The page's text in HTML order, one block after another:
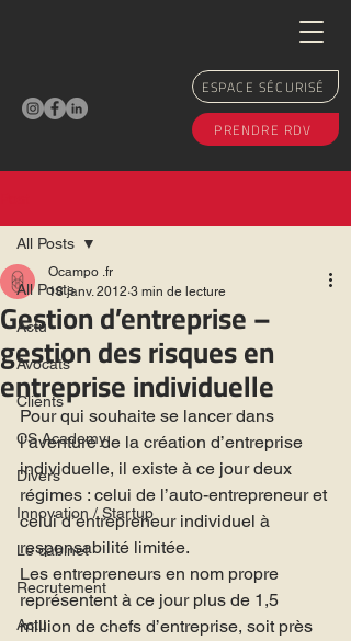
ESPACE SÉCURISÉ
PRENDRE RDV
All Posts
Actu
Avocats
Clients
CS Academy
Divers
Innovation / Startup
Le cabinet
Recrutement
Actu
All Posts
Gestion d’entreprise –
gestion des risques en
entreprise individuelle
Ocampo .fr
18 janv. 2012 3 min de lecture
Pour qui souhaite se lancer dans
l’aventure de la création d’entreprise
individuelle, il existe à ce jour deux
régimes : celui de l’auto-entrepreneur et
celui d’entrepreneur individuel à
responsabilité limitée.
Les entrepreneurs en nom propre
représentent à ce jour plus de 1,5
million de chefs d’entreprise, soit près